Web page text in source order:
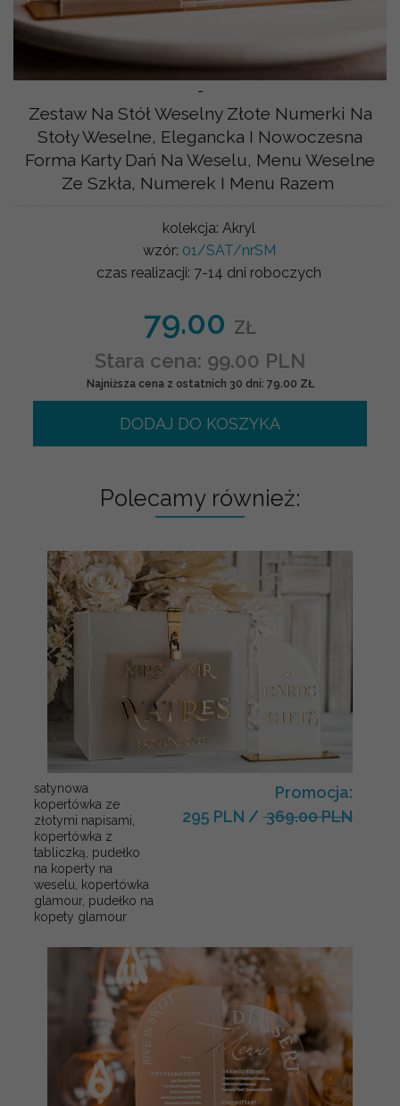
-
Zestaw Na Stół Weselny Złote Numerki Na
Stoły Weselne, Elegancka I Nowoczesna
Forma Karty Dań Na Weselu, Menu Weselne
Ze Szkła, Numerek I Menu Razem
kolekcja: Akryl
wzór: 01/SAT/nrSM
czas realizacji: 7-14 dni roboczych
79.00 ZŁ
Stara cena: 99.00 PLN
Najniższa cena z ostatnich 30 dni: 79.00 ZŁ
DODAJ DO KOSZYKA
Polecamy również:
satynowa
kopertówka ze
złotymi napisami,
kopertówka z
tabliczką, pudełko
na koperty na
weselu, kopertówka
glamour, pudełko na
kopety glamour
Promocja:
295 PLN / 369.00 PLN